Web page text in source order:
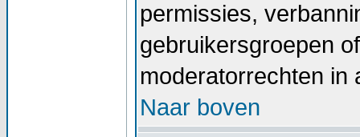
permissies,
gebruikersgroepen
moderatorrechten in
Naar boven